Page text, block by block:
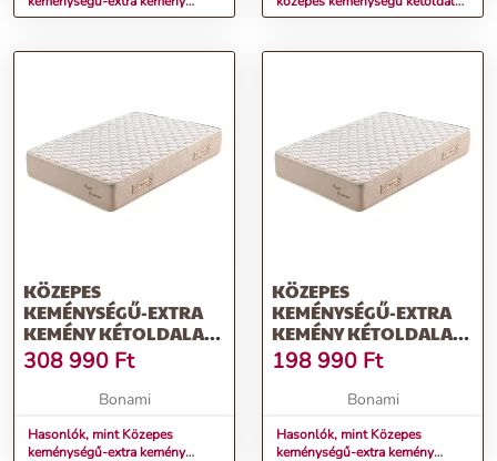
kétoldalas hab matrac 180x200
Moonia
hab matrac 160x200 cm Tandem
KÖZEPES
KEMÉNYSÉGŰ-EXTRA
KEMÉNY KÉTOLDALAS
HAB MATRAC 160X200
CM ROYAL CASHMERE –
308 990 Ft
Bonami
Hasonlók, mint Közepes
keménységű-extra kemény
KÖZEPES
KEMÉNYSÉGŰ-EXTRA
KEMÉNY KÉTOLDALAS
HAB MATRAC 90X200
CM ROYAL CASHMERE –
198 990 Ft
Bonami
Hasonlók, mint Közepes
keménységű-extra kemény